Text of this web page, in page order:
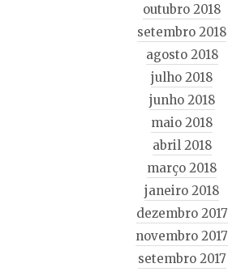
outubro 2018
setembro 2018
agosto 2018
julho 2018
junho 2018
maio 2018
abril 2018
março 2018
janeiro 2018
dezembro 2017
novembro 2017
setembro 2017